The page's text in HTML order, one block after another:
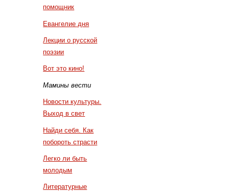
помощник
Евангелие дня
Лекции о русской
поэзии
Вот это кино!
Мамины вести
Новости культуры.
Выход в свет
Найди себя. Как
побороть страсти
Легко ли быть
молодым
Литературные